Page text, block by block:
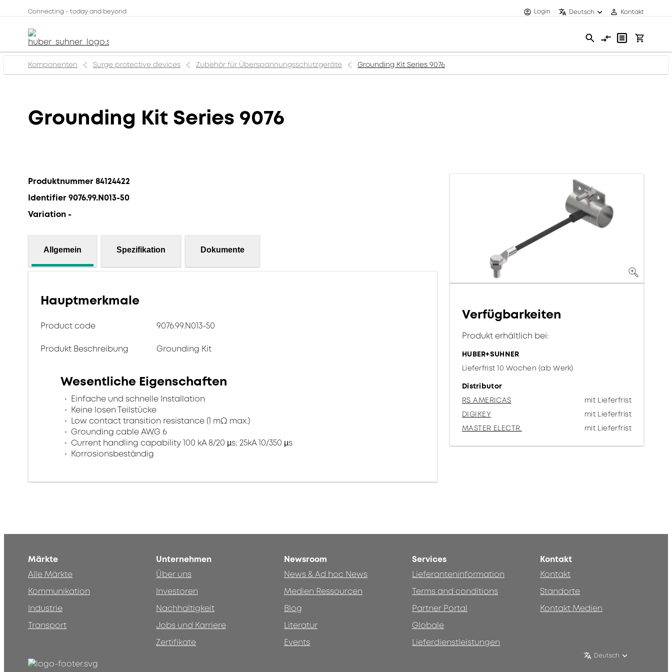
Connecting - today and beyond Login Deutsch Kontakt
Komponenten Surge protective devices Zubehör für Überspannungsschutzgeräte Grounding Kit Series 9076
Grounding Kit Series 9076
Produktnummer 84124422
Identifier 9076.99.N013-50
Variation -
Allgemein Spezifikation Dokumente
Hauptmerkmale
Product code 9076.99.N013-50
Produkt Beschreibung Grounding Kit
Wesentliche Eigenschaften
Einfache und schnelle Installation
Keine losen Teilstücke
Low contact transition resistance (1 mΩ max.)
Grounding cable AWG 6
Current handling capability 100 kA 8/20 µs; 25kA 10/350 µs
Korrosionsbeständig
Verfügbarkeiten
Produkt erhältlich bei:
HUBER+SUHNER
Lieferfrist 10 Wochen (ab Werk)
Distributor
RS AMERICAS
mit Lieferfrist
DIGIKEY
mit Lieferfrist
MASTER ELECTR.
mit Lieferfrist
Märkte
Alle Märkte
Kommunikation
Industrie
Transport
Unternehmen
Über uns
Investoren
Nachhaltigkeit
Jobs und Karriere
Zertifikate
Newsroom
News & Ad hoc News
Medien Ressourcen
Blog
Literatur
Events
Services
Lieferanteninformation
Terms and conditions
Partner Portal
Globale
Lieferdienstleistungen
Kontakt
Kontakt
Standorte
Kontakt Medien
Deutsch